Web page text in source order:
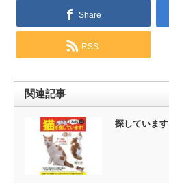
Share
RSS
関連記事
探しています